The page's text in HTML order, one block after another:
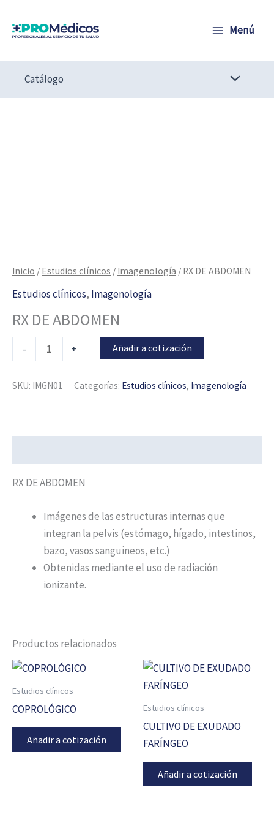
contenido
Menú
Catálogo
Inicio / Estudios clínicos / Imagenología / RX DE ABDOMEN
Estudios clínicos, Imagenología
RX DE ABDOMEN
- + Añadir a cotización
SKU: IMGN01 Categorías: Estudios clínicos, Imagenología
RX DE ABDOMEN
Imágenes de las estructuras internas que
integran la pelvis (estómago, hígado, intestinos,
bazo, vasos sanguineos, etc.)
Obtenidas mediante el uso de radiación
ionizante.
Productos relacionados
Estudios clínicos
COPROLÓGICO
Añadir a cotización
Estudios clínicos
CULTIVO DE EXUDADO
FARÍNGEO
Añadir a cotización